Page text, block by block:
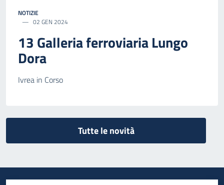
NOTIZIE
02 GEN 2024
13 Galleria ferroviaria Lungo
Dora
Ivrea in Corso
Tutte le novità